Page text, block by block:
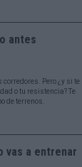
antes
Pero ¿y si te
o tu resistencia? Te
de terrenos.
vas a entrenar